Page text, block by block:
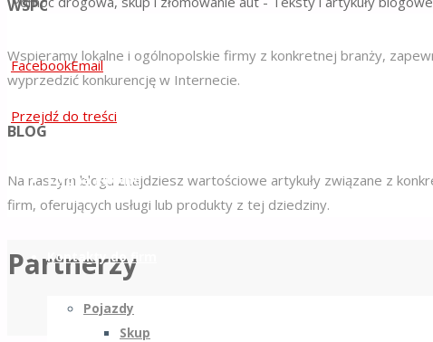
FacebookEmail
Przejdź do treści
Strona główna
Kontakty do firm
Pojazdy
Skup
WSPÓŁPRACA
Wspieramy lokalne i ogólnopolskie firmy z konkretnej branży,
wyprzedzić konkurencję w Internecie.
BLOG
Na naszym blogu znajdziesz wartościowe artykuły związane z
firm, oferujących usługi lub produkty z tej dziedziny.
Partnerzy